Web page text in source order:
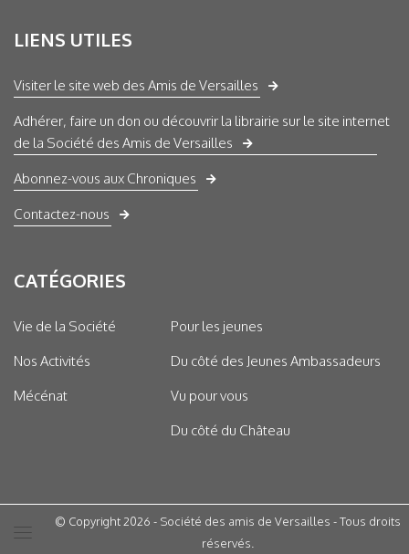
LIENS UTILES
Visiter le site web des Amis de Versailles
Adhérer, faire un don ou découvrir la librairie sur le site internet
de la Société des Amis de Versailles
Abonnez-vous aux Chroniques
Contactez-nous
CATÉGORIES
Vie de la Société
Nos Activités
Mécénat
Pour les jeunes
Du côté des Jeunes Ambassadeurs
Vu pour vous
Du côté du Château
© Copyright 2026 - Société des amis de Versailles - Tous droits
réservés.